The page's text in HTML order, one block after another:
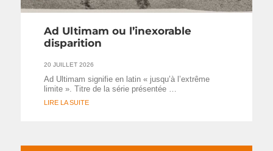
Ad Ultimam ou l’inexorable
disparition
20 JUILLET 2026
Ad Ultimam signifie en latin « jusqu’à l’extrême
limite ». Titre de la série présentée …
LIRE LA SUITE